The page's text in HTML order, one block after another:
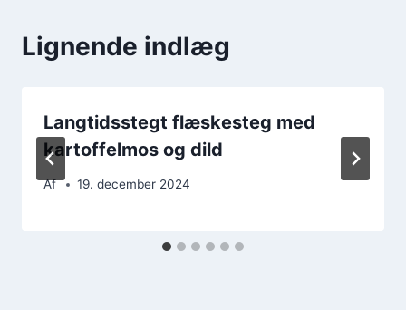
Lignende indlæg
Langtidsstegt flæskesteg med
kartoffelmos og dild
Af 19. december 2024